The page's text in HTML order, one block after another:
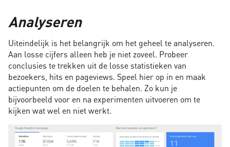
Analyseren
Uiteindelijk is het belangrijk om het geheel te analyseren.
Aan losse cijfers alleen heb je niet zoveel. Probeer
conclusies te trekken uit de losse statistieken van
bezoekers, hits en pageviews. Speel hier op in en maak
actiepunten om de doelen te behalen. Zo kun je
bijvoorbeeld voor en na experimenten uitvoeren om te
kijken wat wel en niet werkt.